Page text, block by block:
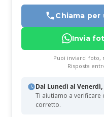
Chiama
Invia
Puoi inviarci foto,
Risposta
Dal Lunedì al Venerdì,
Ti aiutiamo a
corretto.